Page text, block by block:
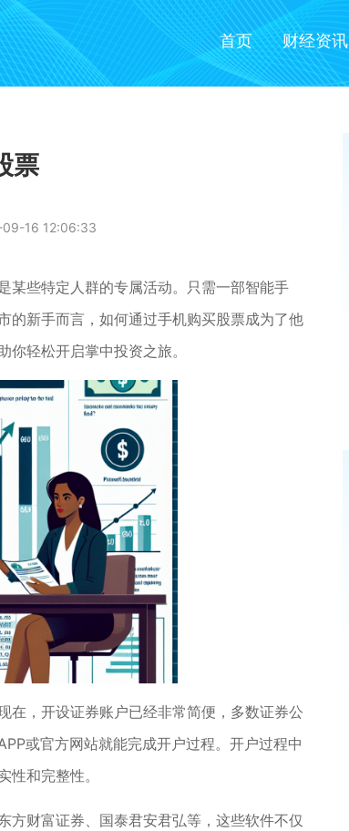
首页 财经资讯
票
09-16 12:06:33
某些特定人群的专属活动。只需一部智能手
的新手而言，如何通过手机购买股票成为了他
轻松开启掌中投资之旅。
在，开设证券账户已经非常简便，多数证券公
或官方网站就能完成开户过程。开户过程中
和完整性。
方财富证券、国泰君安君弘等，这些软件不仅